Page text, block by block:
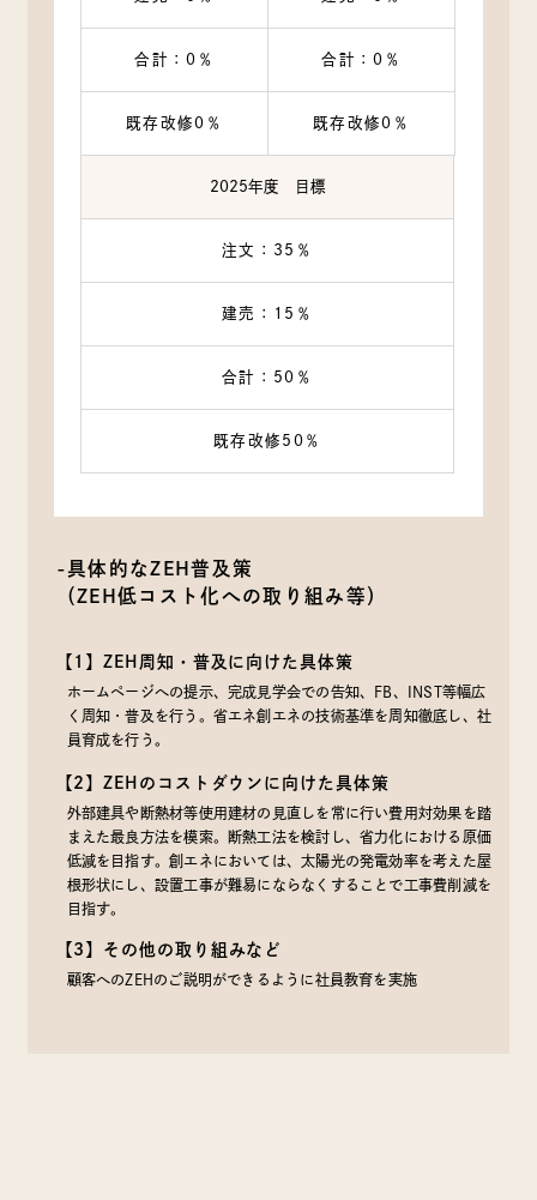
合計：0％ 合計：0％
既存改修0％ 既存改修0％
2025年度 目標
注文：35％
建売：15％
合計：50％
既存改修50％
-具体的なZEH普及策
（ZEH低コスト化への取り組み等）
【1】ZEH周知・普及に向けた具体策
ホームページへの提示、完成見学会での告知、FB、INST等幅広
く周知・普及を行う。省エネ創エネの技術基準を周知徹底し、社
員育成を行う。
【2】ZEHのコストダウンに向けた具体策
外部建具や断熱材等使用建材の見直しを常に行い費用対効果を踏
まえた最良方法を模索。断熱工法を検討し、省力化における原価
低減を目指す。創エネにおいては、太陽光の発電効率を考えた屋
根形状にし、設置工事が難易にならなくすることで工事費削減を
目指す。
【3】その他の取り組みなど
顧客へのZEHのご説明ができるように社員教育を実施